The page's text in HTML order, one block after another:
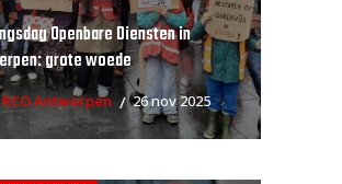
Openbare Diensten in
grote woede
Antwerpen 26 nov 2025